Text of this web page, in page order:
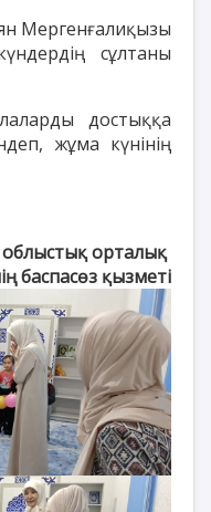
Мергенғалиқызы
сұлтаны
достыққа
жұма күнінің
орталық
баспасөз қызметі